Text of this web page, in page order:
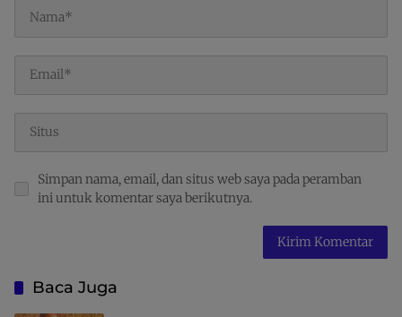
Simpan nama, email, dan situs web saya pada peramban
ini untuk komentar saya berikutnya.
Baca Juga